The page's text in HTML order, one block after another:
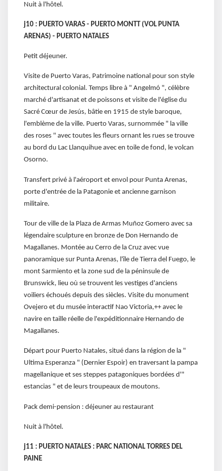
Nuit à l'hôtel.
j10 : PUERTO VARAS - PUERTO MONTT (VOL PUNTA
ARENAS) - PUERTO NATALES
Petit déjeuner.
Visite de Puerto Varas, Patrimoine national pour son style
architectural colonial. Temps libre à " Angelmó ", célèbre
marché d'artisanat et de poissons et visite de l'église du
Sacré Cœur de Jesús, bâtie en 1915 de style baroque,
l'emblème de la ville. Puerto Varas, surnommée " la ville
des roses " avec toutes les fleurs ornant les rues se trouve
au bord du Lac Llanquihue avec en toile de fond, le volcan
Osorno.
Transfert privé à l'aéroport et envol pour Punta Arenas,
porte d'entrée de la Patagonie et ancienne garnison
militaire.
Tour de ville de la Plaza de Armas Muñoz Gomero avec sa
légendaire sculpture en bronze de Don Hernando de
Magallanes. Montée au Cerro de la Cruz avec vue
panoramique sur Punta Arenas, l'île de Tierra del Fuego, le
mont Sarmiento et la zone sud de la péninsule de
Brunswick, lieu où se trouvent les vestiges d'anciens
voiliers échoués depuis des siècles. Visite du monument
Ovejero et du musée interactif Nao Victoria,++ avec le
navire en taille réelle de l'expéditionnaire Hernando de
Magallanes.
Départ pour Puerto Natales, situé dans la région de la "
Ultima Esperanza " (Dernier Espoir) en traversant la pampa
magellanique et ses steppes patagoniques bordées d'"
estancias " et de leurs troupeaux de moutons.
Pack demi-pension : déjeuner au restaurant
Nuit à l'hôtel.
j11 : PUERTO NATALES : PARC NATIONAL TORRES DEL
PAINE